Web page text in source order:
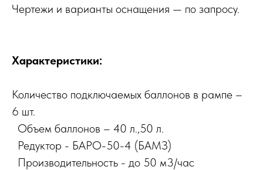
Чертежи и варианты оснащения — по запросу.
Характеристики:
Количество подключаемых баллонов в рампе –
6 шт.
Объем баллонов – 40 л.,50 л.
Редуктор - БАРО-50-4 (БАМЗ)
Производительность - до 50 м3/час